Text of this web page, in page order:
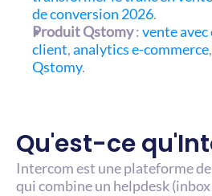
de conversion 2026.
Produit Qstomy : vente
client, analytics e-commerce,
Qstomy.
Qu'est-ce
Intercom est une plateforme de
qui combine un helpdesk